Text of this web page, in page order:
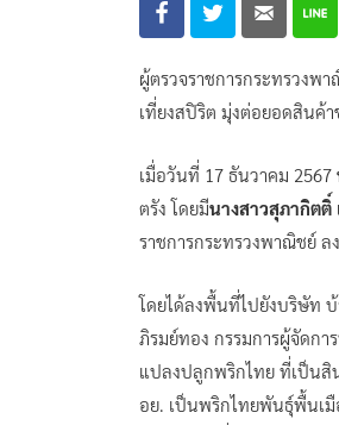
ผู้ตรวจราชการกระทรวง
เที่ยงสปิริต มุ่งต่อยอดสินค้
เมื่อวันที่ 17 ธันวาคม 2567
ตรัง โดยมีนางสาวสุภากิตติ์
ราชการกระทรวงพาณิชย์
โดยได้ลงพื้นที่ไปยังบริษัท
ภิรมย์ทอง กรรมการผู้จัดก
แปลงปลูกพริกไทย ที่เป็นสิ
อย. เป็นพริกไทยพันธุ์พื้นเ